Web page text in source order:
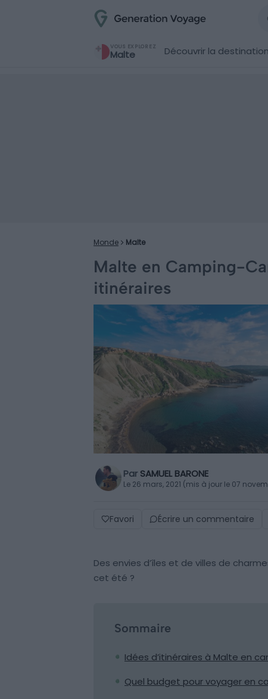
VOUS EXPLOREZ
Malte Découvrir la destination
Monde Malte
Malte en Camping-
itinéraires
Par SAMUEL BARONE
Le 26 mars, 2021 (mis à jour le 07
Favori Écrire un commentaire
Des envies d’îles et de villes de
cet été ?
Sommaire
Idées d’itinéraires à Malte en
Quel budget pour voyager en